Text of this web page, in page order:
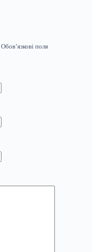
Обов’язкові поля